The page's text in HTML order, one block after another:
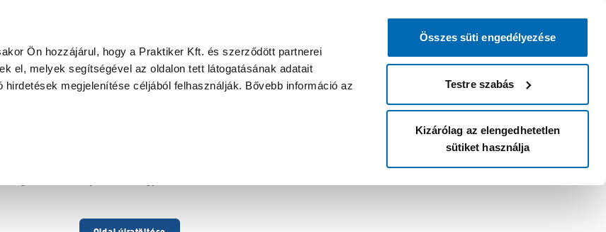
Ön hozzájárul, hogy a Praktiker Kft. és szerződött partnerei
el, melyek segítségével az oldalon tett látogatásának adatait
megjelenítése céljából felhasználják. Bővebb információ az
Összes süti engedélyezése
Testre szabás
Kizárólag az elengedhetetlen
sütiket használja